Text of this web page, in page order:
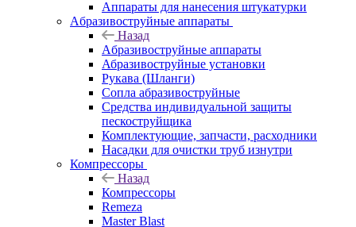
Аппараты для нанесения штукатурки
Aбразивоструйные аппараты
Назад
Aбразивоструйные аппараты
Абразивоструйные установки
Рукава (Шланги)
Сопла абразивоструйные
Средства индивидуальной защиты
пескоструйщика
Комплектующие, запчасти, расходники
Насадки для очистки труб изнутри
Компрессоры
Назад
Компрессоры
Remeza
Master Blast